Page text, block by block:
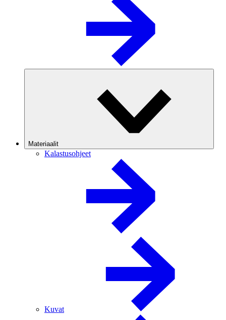
Materiaalit
Kalastusohjeet
Kuvat